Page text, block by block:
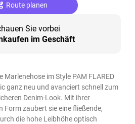
Route planen
Sie vorbei
im Geschäft
Marlenehose im Style PAM FLARED
ganz neu und avanciert schnell zum
Denim-Look. Mit ihrer
zaubert sie eine fließende,
die hohe Leibhöhe optisch